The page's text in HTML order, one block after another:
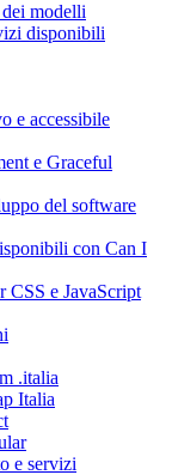
modelli
disponibili
e accessibile
e Graceful
del software
con Can I
CSS e JavaScript
.italia
Italia
e servizi